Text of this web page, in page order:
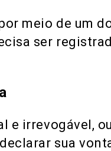
meio de um
ser
e irrevogável,
sua